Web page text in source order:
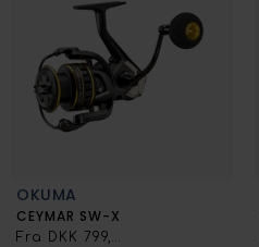
OKUMA
CEYMAR SW-X
Fra DKK 799,00